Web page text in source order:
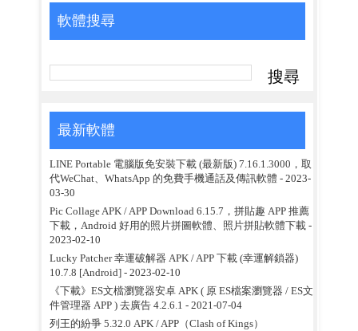
軟體搜尋
最新軟體
LINE Portable 電腦版免安裝下載 (最新版) 7.16.1.3000，取
代WeChat、WhatsApp 的免費手機通話及傳訊軟體 - 2023-
03-30
Pic Collage APK / APP Download 6.15.7，拼貼趣 APP 推薦
下載，Android 好用的照片拼圖軟體、照片拼貼軟體下載-
2023-02-10
Lucky Patcher 幸運破解器 APK / APP 下載 (幸運解鎖器)
10.7.8 [Android] - 2023-02-10
《下載》ES文檔瀏覽器安卓 APK ( 原 ES檔案瀏覽器 / ES文
件管理器 APP ) 去廣告 4.2.6.1 - 2021-07-04
列王的紛爭 5.32.0 APK / APP（Clash of Kings）